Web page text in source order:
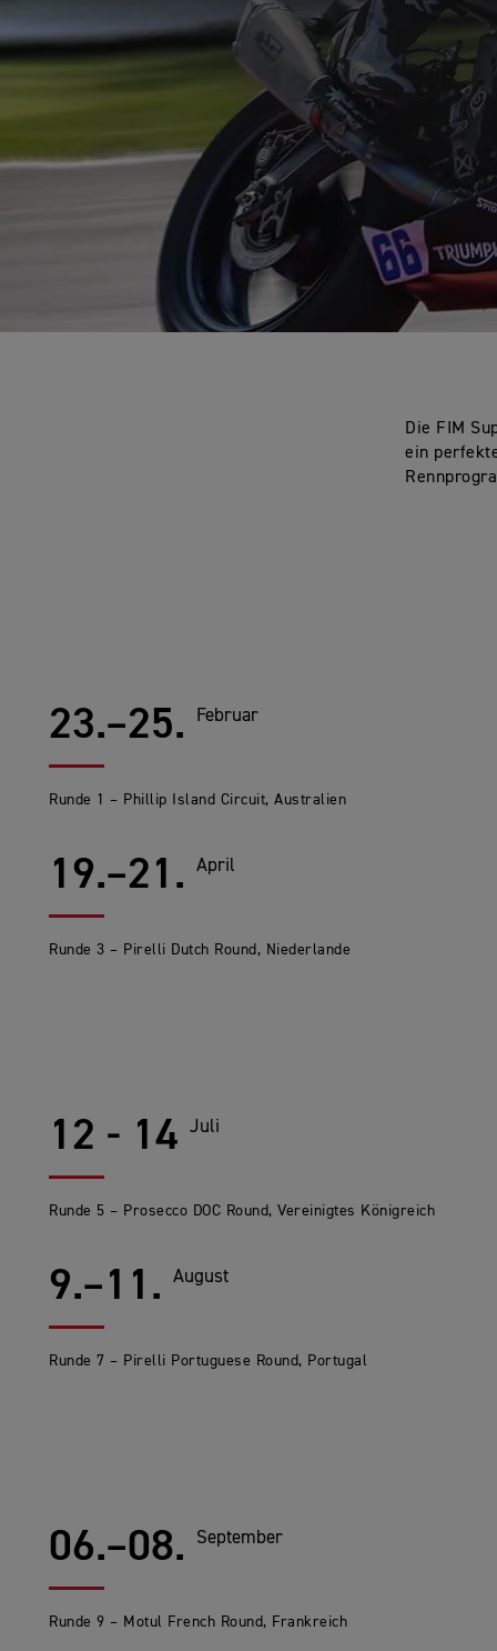
Die FIM
ein
23.–25. Februar
Runde 1 – Phillip Island Circuit, Australien
19.–21. April
Runde 3 – Pirelli Dutch Round, Niederlande
12 - 14 Juli
Runde 5 – Prosecco DOC Round, Vereinigtes Königreich
9.–11. August
Runde 7 – Pirelli Portuguese Round, Portugal
06.–08. September
Runde 9 – Motul French Round, Frankreich